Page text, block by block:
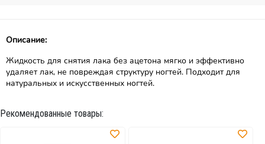
Описание:
Жидкость для снятия лака без ацетона мягко и эффективно
удаляет лак, не повреждая структуру ногтей. Подходит для
натуральных и искусственных ногтей.
Рекомендованные товары: